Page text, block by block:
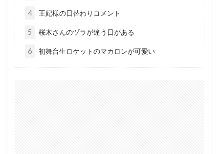
4 王妃様の日替わりコメント
5 桜木さんのヅラが違う日がある
6 初舞台生ロケットのマカロンが可愛い